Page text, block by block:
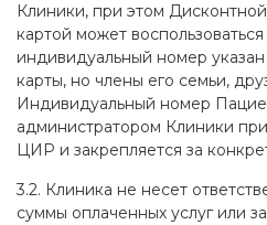
Клиники, при этом
картой может
индивидуальный номер
карты, но члены его семьи,
Индивидуальный номер
администратором Клиники
ЦИР и закрепляется за
3.2. Клиника не несет
суммы оплаченных услуг или